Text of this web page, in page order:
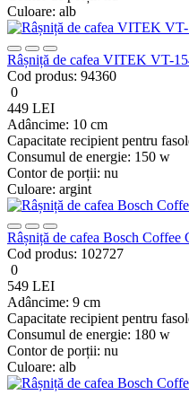
Culoare: alb
Râșniță de cafea VITEK VT-
Cod produs: 94360
0
449 LEI
Adâncime: 10 cm
Capacitate recipient pentru
Consumul de energie: 150 w
Contor de porții: nu
Culoare: argint
Râșniță de cafea Bosch
Cod produs: 102727
0
549 LEI
Adâncime: 9 cm
Capacitate recipient pentru
Consumul de energie: 180 w
Contor de porții: nu
Culoare: alb